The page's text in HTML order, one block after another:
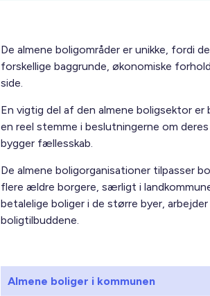
De almene boligområder er unikke, fordi
forskellige baggrunde, økonomiske
side.
En vigtig del af den almene boligsektor
en reel stemme i beslutningerne om
bygger fællesskab.
De almene boligorganisationer tilpasser
flere ældre borgere, særligt i
betalelige boliger i de større byer,
boligtilbuddene.
Almene boliger i kommunen